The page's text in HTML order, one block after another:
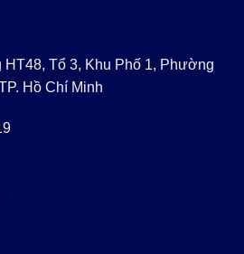
Tổ 3, Khu Phố 1, Phường
Hồ Chí Minh